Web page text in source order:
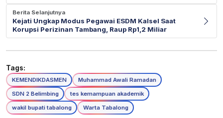
Berita Selanjutnya
Kejati Ungkap Modus Pegawai ESDM Kalsel Saat
Korupsi Perizinan Tambang, Raup Rp1,2 Miliar
Tags:
KEMENDIKDASMEN
Muhammad Awali Ramadan
SDN 2 Belimbing
tes kemampuan akademik
wakil bupati tabalong
Warta Tabalong